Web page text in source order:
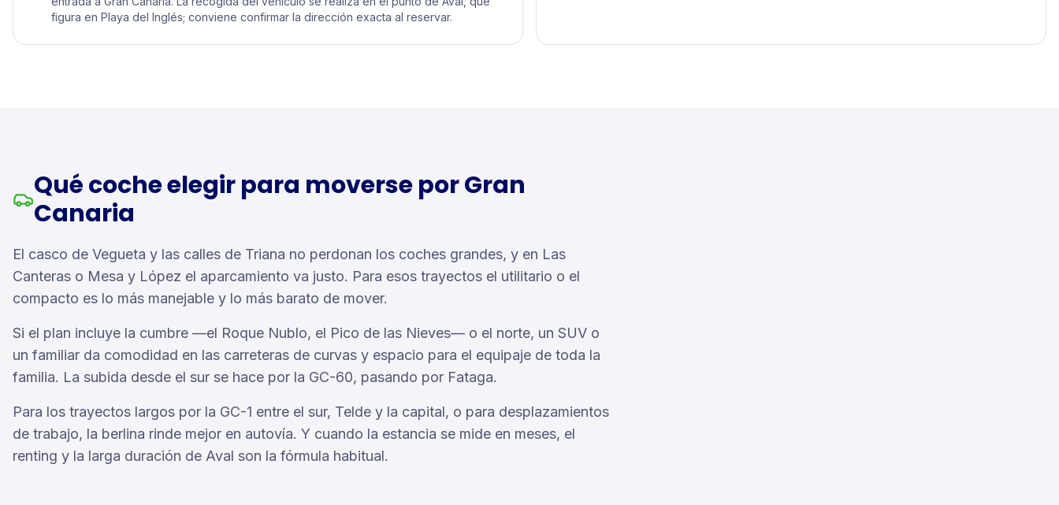
figura en Playa del Inglés; conviene confirmar la dirección exacta al reservar.
Qué coche elegir para moverse por Gran
Canaria
El casco de Vegueta y las calles de Triana no perdonan los coches grandes, y en Las
Canteras o Mesa y López el aparcamiento va justo. Para esos trayectos el utilitario o el
compacto es lo más manejable y lo más barato de mover.
Si el plan incluye la cumbre —el Roque Nublo, el Pico de las Nieves— o el norte, un SUV o
un familiar da comodidad en las carreteras de curvas y espacio para el equipaje de toda la
familia. La subida desde el sur se hace por la GC-60, pasando por Fataga.
Para los trayectos largos por la GC-1 entre el sur, Telde y la capital, o para desplazamientos
de trabajo, la berlina rinde mejor en autovía. Y cuando la estancia se mide en meses, el
renting y la larga duración de Aval son la fórmula habitual.